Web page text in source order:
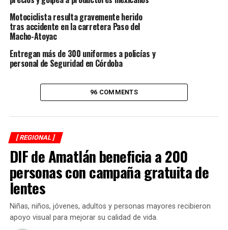
para verificar que los conductores cumplan con el uso
obligatorio del casco y con las disposiciones establecidas
en el Reglamento de Tránsito.
Velázquez Rivera hizo un llamado a los motociclistas a
respetar las normas de vialidad y conducir con
derivar en lesiones graves, pérdidas materiales e incluso
consecuencias legales cuando se pone en riesgo la
integridad de otras personas.
RELATED TOPICS:
DESPUÉS
Van contra el acoso escolar en Camarón de Tejeda
ANTES
Omealca adquiere ambulancia con recursos propios
Motociclista resulta gravemente herido
tras accidente en la carretera Paso del
Macho-Atoyac
Entregan más de 300 uniformes a policías y
personal de Seguridad en Córdoba
96 COMMENTS
[ REGIONAL ]
DIF de Amatlán beneficia a 200
personas con campaña gratuita de
lentes
Niñas, niños, jóvenes, adultos y personas mayores recibieron
apoyo visual para mejorar su calidad de vida.